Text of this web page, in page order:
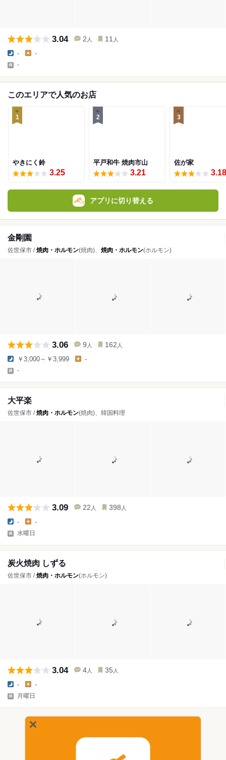
3.04 2 人 11 人
- -
-
このエリアで人気のお店
1
やきにく鈴
3.25
2
平戸和牛 焼肉市山
3.21
3
佐が家
3.18
アプリに切り替える
金剛園
佐世保市 /焼肉・ホルモン(焼肉)、 焼肉・ホルモン(ホルモン)
3.06 9 人 162 人
￥3,000～￥3,999 -
-
大平楽
佐世保市 /焼肉・ホルモン(焼肉)、韓国料理
3.09 22 人 398 人
- -
水曜日
炭火焼肉 しずる
佐世保市 /焼肉・ホルモン(ホルモン)
3.04 4 人 35 人
- -
月曜日